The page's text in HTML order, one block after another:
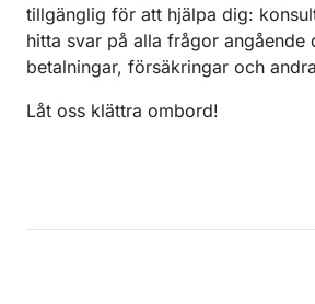
tillgänglig för att hjälpa dig:
hitta svar på alla frågor angående
betalningar, försäkringar och
Låt oss klättra ombord!